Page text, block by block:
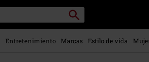
Buscar
Entretenimiento Marcas Estilo de vida